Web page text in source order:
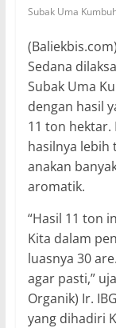
Subak Uma
Sedana
Subak Uma
dengan hasil
11 ton hektar.
hasilnya lebih
anakan
aromatik.
“Hasil 11 ton
Kita dalam
luasnya 30
agar pasti,”
Organik) Ir.
yang dihadiri